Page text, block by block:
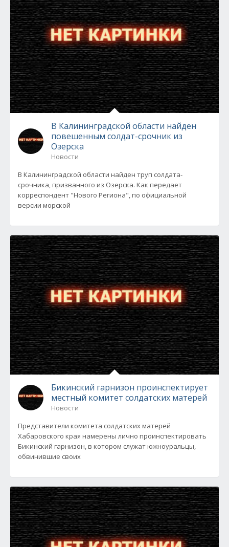
В Калининградской области найден
повешенным солдат-срочник из
Озерска
Новости
В Калининградской области найден труп солдата-
срочника, призванного из Озерска. Как передает
корреспондент "Нового Региона", по официальной
версии морской
Бикинский гарнизон проинспектирует
местный комитет солдатских матерей
Новости
Представители комитета солдатских матерей
Хабаровского края намерены лично проинспектировать
Бикинский гарнизон, в котором служат южноуральцы,
обвинившие своих